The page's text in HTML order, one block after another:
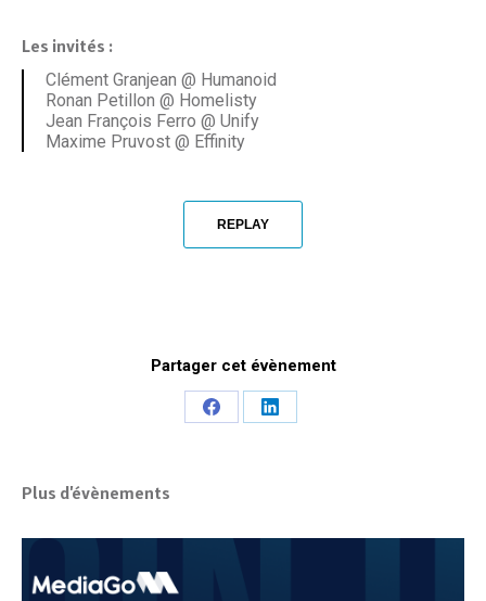
Les invités :
Clément Granjean @ Humanoid
Ronan Petillon @ Homelisty
Jean François Ferro @ Unify
Maxime Pruvost @ Effinity
REPLAY
Partager cet évènement
Share
Share
Plus d'évènements